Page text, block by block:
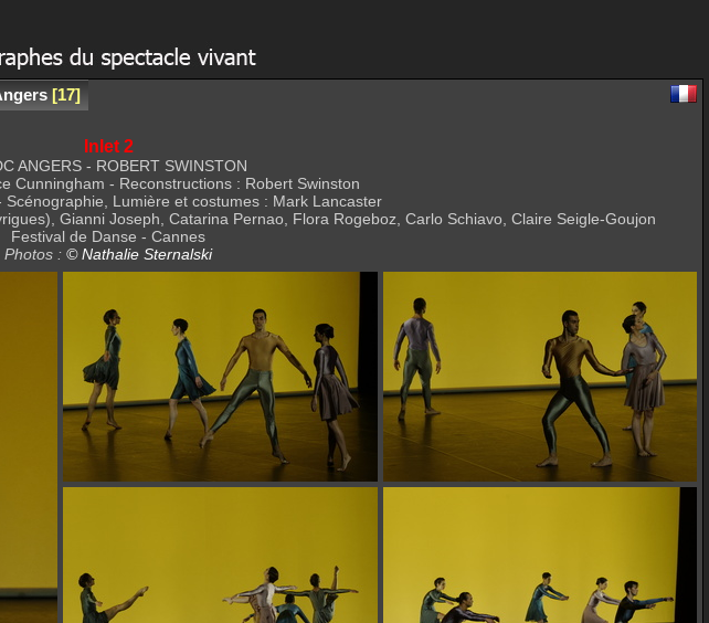
17
Inlet 2
ANGERS - ROBERT SWINSTON
Cunningham - Reconstructions : Robert Swinston
Scénographie, Lumière et costumes : Mark Lancaster
Gianni Joseph, Catarina Pernao, Flora Rogeboz, Carlo Schiavo, Claire Seigle-Goujon
Festival de Danse - Cannes
Photos : © Nathalie Sternalski